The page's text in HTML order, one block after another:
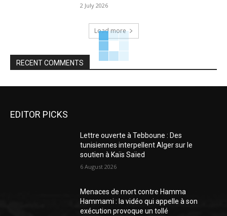
2 July 2026
Load more
RECENT COMMENTS
EDITOR PICKS
Lettre ouverte à Tebboune : Des
tunisiennes interpellent Alger sur le
soutien à Kaïs Saïed
6 August 2026
Menaces de mort contre Hamma
Hammami : la vidéo qui appelle à son
exécution provoque un tollé